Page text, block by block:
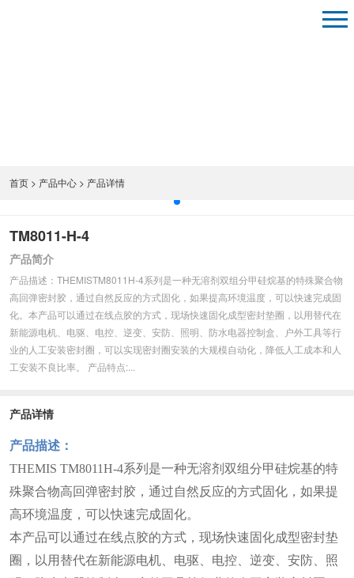
首页 > 产品中心 > 产品详情
TM8011-H-4
产品简介
产品描述：THEMISTM8011H-4系列是一种无溶剂双组分甲硅烷基的特殊聚合物
高回弹密封胶，通过自然反应的方式固化，如果提高环境温度，可以快速完成固
化。本产品可以通过在线点胶的方式，现场快速固化成型密封垫圈，以用替代在
新能源电机、电驱、电控、逆变、安防、照明、防水电器控制盒、户外工具等行
业的人工安装密封圈，可以实现密封圈安装的大规模自动化，降低人工成本和人
工安装不良比率。 产品特点:...
产品详情
产品描述：
THEMIS TM8011H-4系列是一种无溶剂双组分甲硅烷基的特
殊聚合物高回弹密封胶，通过自然反应的方式固化，如果提
高环境温度，可以快速完成固化。
本产品可以通过在线点胶的方式，现场快速固化成型密封垫
圈，以用替代在新能源电机、电驱、电控、逆变、 安防、照